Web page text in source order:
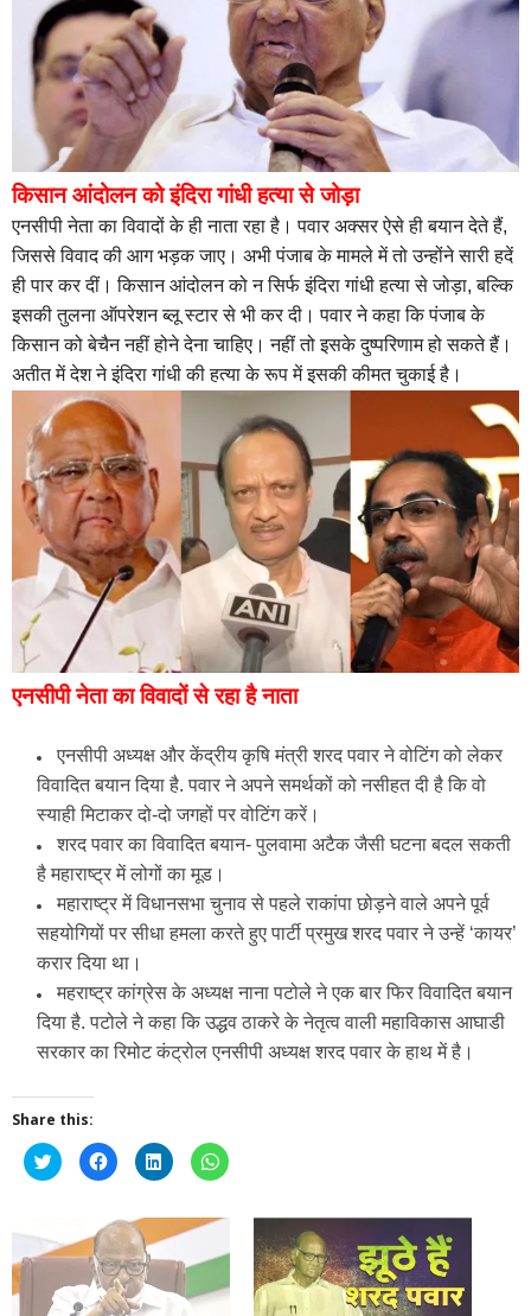
किसान आंदोलन को इंदिरा गांधी हत्या से जोड़ा
एनसीपी नेता का विवादों के ही नाता रहा है। पवार अक्सर ऐसे ही बयान देते हैं,
जिससे विवाद की आग भड़क जाए। अभी पंजाब के मामले में तो उन्होंने सारी हदें
ही पार कर दीं। किसान आंदोलन को न सिर्फ इंदिरा गांधी हत्या से जोड़ा, बल्कि
इसकी तुलना ऑपरेशन ब्लू स्टार से भी कर दी। पवार ने कहा कि पंजाब के
किसान को बेचैन नहीं होने देना चाहिए। नहीं तो इसके दुष्परिणाम हो सकते हैं।
अतीत में देश ने इंदिरा गांधी की हत्या के रूप में इसकी कीमत चुकाई है।
एनसीपी नेता का विवादों से रहा है नाता
एनसीपी अध्‍यक्ष और केंद्रीय कृषि मंत्री शरद पवार ने वोटिंग को लेकर
विवादित बयान दिया है. पवार ने अपने समर्थकों को नसीहत दी है कि वो
स्‍याही मिटाकर दो-दो जगहों पर वोटिंग करें।
शरद पवार का विवादित बयान- पुलवामा अटैक जैसी घटना बदल सकती
है महाराष्ट्र में लोगों का मूड।
महाराष्ट्र में विधानसभा चुनाव से पहले राकांपा छोड़ने वाले अपने पूर्व
सहयोगियों पर सीधा हमला करते हुए पार्टी प्रमुख शरद पवार ने उन्हें ‘कायर’
करार दिया था।
महराष्ट्र कांग्रेस के अध्यक्ष नाना पटोले ने एक बार फिर विवादित बयान
दिया है. पटोले ने कहा कि उद्धव ठाकरे के नेतृत्व वाली महाविकास आघाडी
सरकार का रिमोट कंट्रोल एनसीपी अध्यक्ष शरद पवार के हाथ में है।
Share this:
Click
to
share
(Opens
in
new
window)
Click
to
share
Facebook
(Opens
in
new
window)
Click
to
share
LinkedIn
(Opens
in
new
window)
Click
to
WhatsApp
new
window)